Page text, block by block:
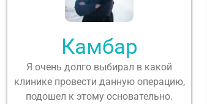
Камбар
Я очень долго выбирал в какой
клинике провести данную операцию,
подошел к этому основательно.